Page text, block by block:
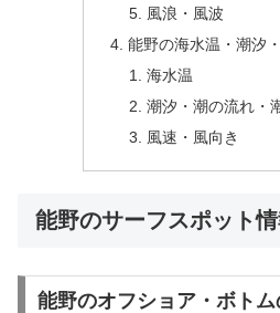
風浪・風波
能野の海水温・潮汐
海水温
潮汐・潮の流れ・
風速・風向き
能野のサーフスポット
能野のオフショア・ボト